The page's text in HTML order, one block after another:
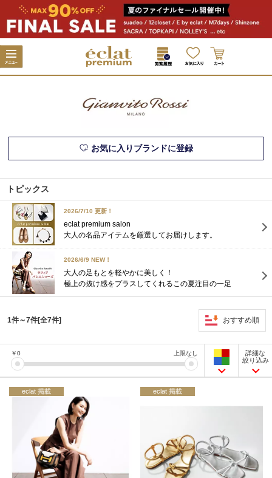
お気に入りブランドに登録
トピックス
2026/7/10 更新！
eclat premium salon
大人の名品アイテムを厳選してお届けします。
2026/6/9 NEW！
大人の足もとを軽やかに美しく！
極上の抜け感をプラスしてくれるこの夏注目の一足
1件～7件[全7件] おすすめ順
￥0 上限なし
詳細な
絞り込み
eclat 掲載 eclat 掲載